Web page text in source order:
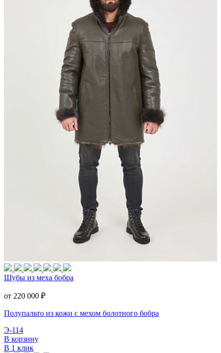
Шубы из меха бобра
от 220 000 ₽
Полупальто из кожи с мехом болотного бобра
Э-114
В корзину
В 1 клик